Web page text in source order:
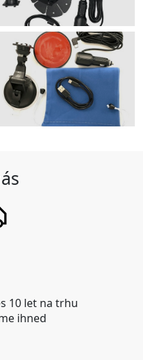
10 let na trhu
ihned